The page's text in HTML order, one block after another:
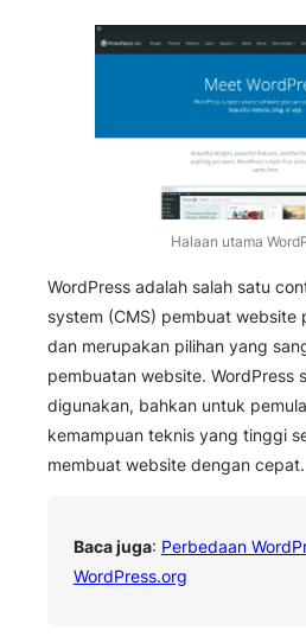
Halaan utama
WordPress adalah salah satu
system (CMS) pembuat website
dan merupakan pilihan yang
pembuatan website. WordPress
digunakan, bahkan untuk
kemampuan teknis yang tinggi
membuat website dengan cepat.
Baca juga: Perbedaan
WordPress.org